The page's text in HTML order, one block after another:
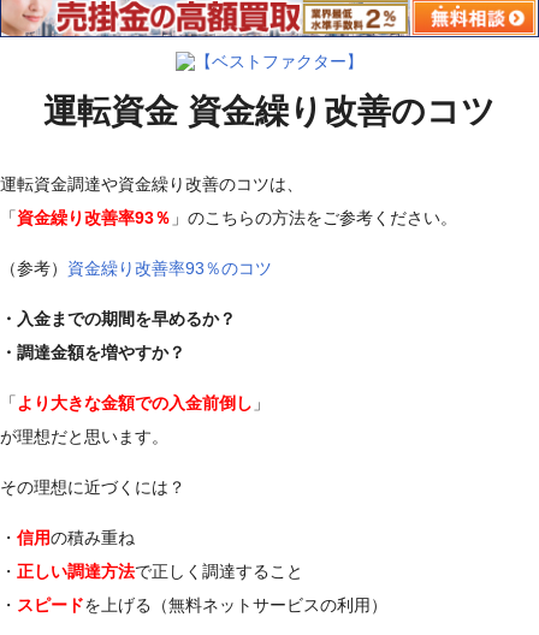
【ベストファクター】
運転資金 資金繰り改善のコツ
運転資金調達や資金繰り改善のコツは、
「資金繰り改善率93％ 」のこちらの方法をご参考ください。
（参考） 資金繰り改善率93％のコツ
・入金までの期間を早めるか？
・調達金額を増やすか？
「より大きな金額での入金前倒し 」
が理想だと思います。
その理想に近づくには？
・ 信用の積み重ね
・ 正しい調達方法で正しく調達すること
・ スピードを上げる（無料ネットサービスの利用）